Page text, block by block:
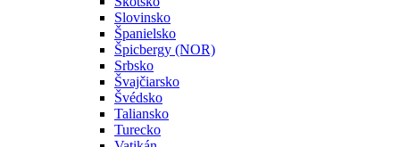
Slovinsko
Španielsko
Špicbergy (NOR)
Srbsko
Švajčiarsko
Švédsko
Taliansko
Turecko